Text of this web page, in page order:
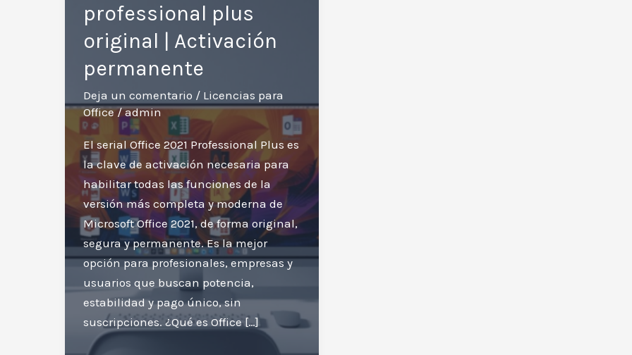
professional plus
original | Activación
permanente
Deja un comentario / Licencias para
Office/admin
El serial Office 2021 Professional Plus es
la clave de activación necesaria para
habilitar todas las funciones de la
versión más completa y moderna de
Microsoft Office 2021, de forma original,
segura y permanente. Es la mejor
opción para profesionales, empresas y
usuarios que buscan potencia,
estabilidad y pago único, sin
suscripciones. ¿Qué es Office […]